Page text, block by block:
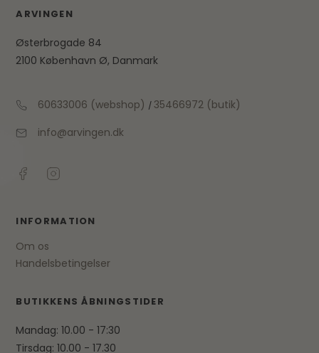
ARVINGEN
Østerbrogade 84
2100 København Ø, Danmark
60633006 (webshop) /35466972 (butik)
info@arvingen.dk
INFORMATION
Om os
Handelsbetingelser
BUTIKKENS ÅBNINGSTIDER
Mandag: 10.00 - 17:30
Tirsdag: 10.00 - 17.30